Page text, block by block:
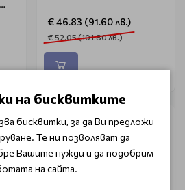
€ 46.83 (91.60 лв.)
€ 52.05 (101.80 лв.)
на бисквитките
бисквитки, за да Ви предложи
Те ни позволяват да
Вашите нужди и да подобрим
на сайта.